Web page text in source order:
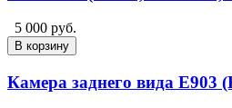
5 000 руб.
В корзину
Камера заднего вида E903